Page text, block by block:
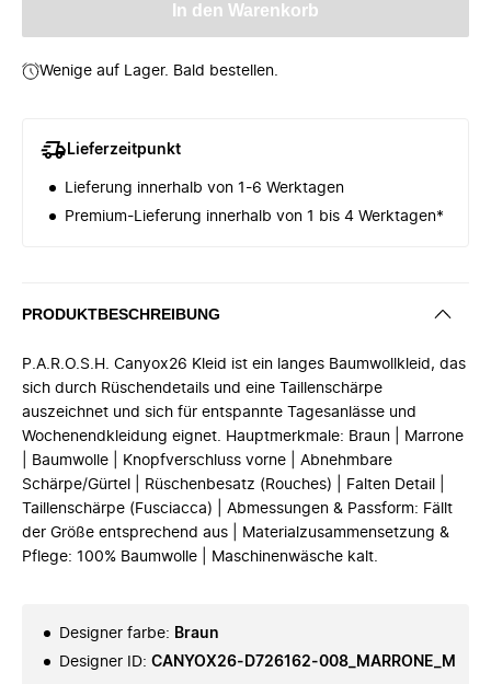
In den Warenkorb
Wenige auf Lager. Bald bestellen.
Lieferzeitpunkt
Lieferung innerhalb von 1-6 Werktagen
Premium-Lieferung innerhalb von 1 bis 4 Werktagen*
PRODUKTBESCHREIBUNG
P.A.R.O.S.H. Canyox26 Kleid ist ein langes Baumwollkleid, das
sich durch Rüschendetails und eine Taillenschärpe
auszeichnet und sich für entspannte Tagesanlässe und
Wochenendkleidung eignet. Hauptmerkmale: Braun | Marrone
| Baumwolle | Knopfverschluss vorne | Abnehmbare
Schärpe/Gürtel | Rüschenbesatz (Rouches) | Falten Detail |
Taillenschärpe (Fusciacca) | Abmessungen & Passform: Fällt
der Größe entsprechend aus | Materialzusammensetzung &
Pflege: 100% Baumwolle | Maschinenwäsche kalt.
Designer farbe: Braun
Designer ID: CANYOX26-D726162-008_MARRONE_M